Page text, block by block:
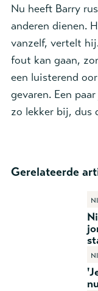
Nu heeft Barry
anderen dienen.
vanzelf, vertelt
fout kan gaan,
een luisterend
gevaren. Een
zo lekker bij, dus
Gerelateerde